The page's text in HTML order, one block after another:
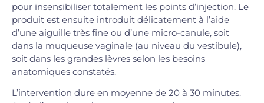
pour insensibiliser totalement les points d’injection. Le
produit est ensuite introduit délicatement à l’aide
d’une aiguille très fine ou d’une micro-canule, soit
dans la muqueuse vaginale (au niveau du vestibule),
soit dans les grandes lèvres selon les besoins
anatomiques constatés.
L’intervention dure en moyenne de 20 à 30 minutes.